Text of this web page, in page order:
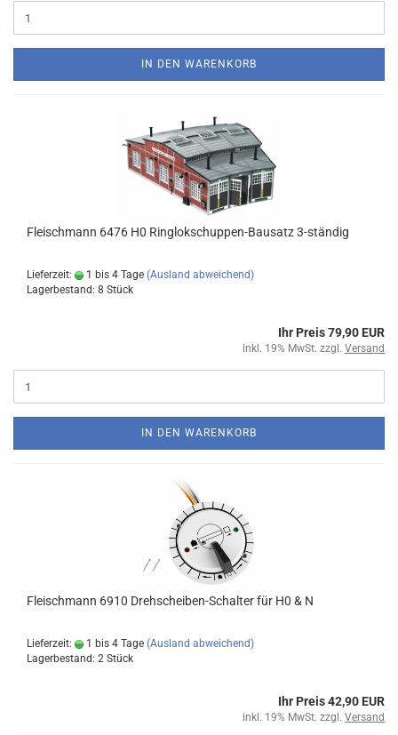
IN DEN WARENKORB
Fleischmann 6476 H0 Ringlokschuppen-Bausatz 3-ständig
Lieferzeit: 1 bis 4 Tage (Ausland abweichend)
Lagerbestand: 8 Stück
Ihr Preis 79,90 EUR
inkl. 19% MwSt. zzgl. Versand
IN DEN WARENKORB
Fleischmann 6910 Drehscheiben-Schalter für H0 & N
Lieferzeit: 1 bis 4 Tage (Ausland abweichend)
Lagerbestand: 2 Stück
Ihr Preis 42,90 EUR
inkl. 19% MwSt. zzgl. Versand